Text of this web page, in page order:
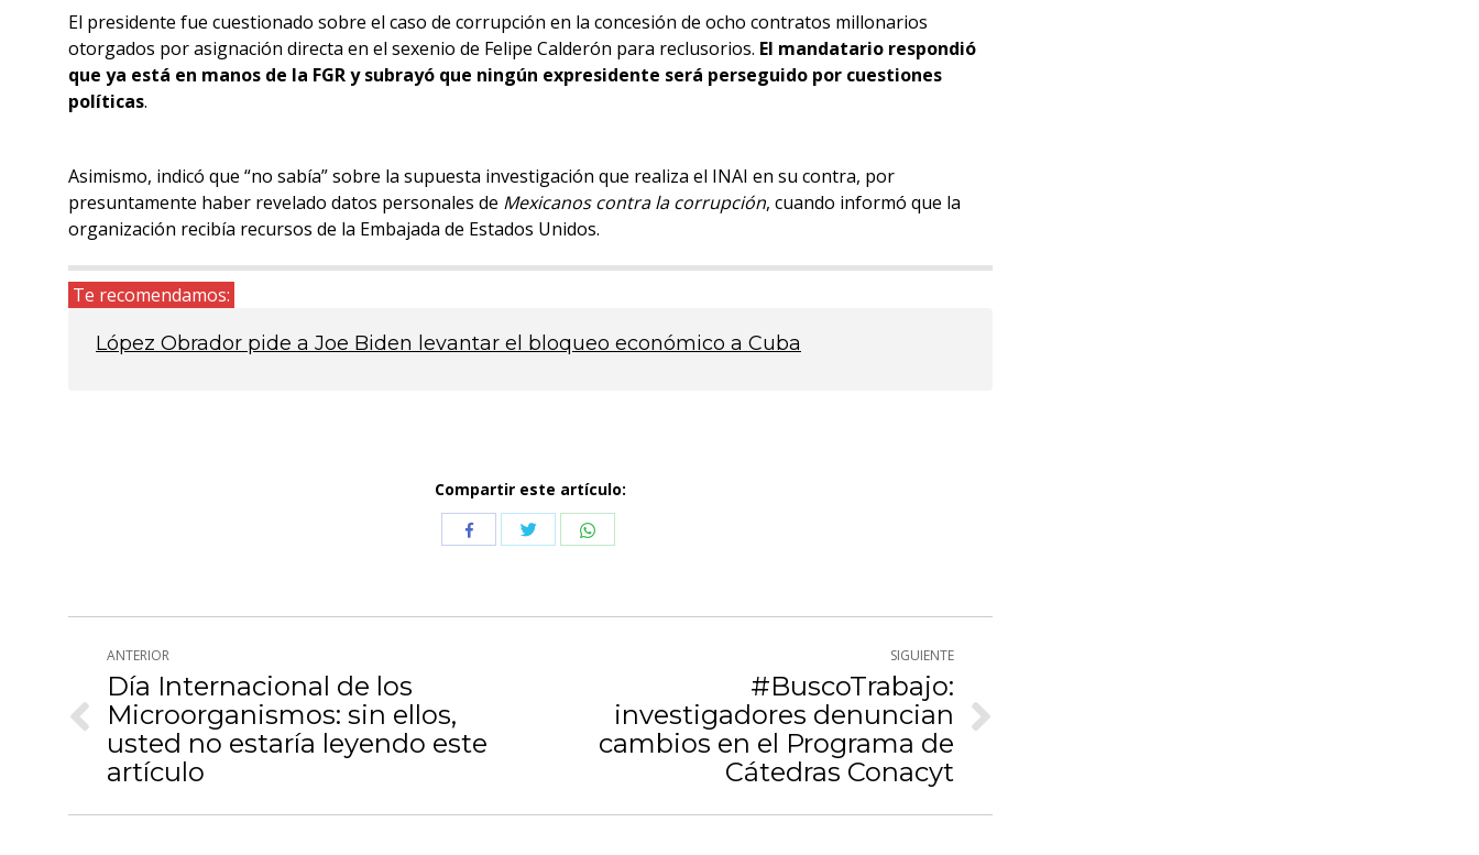
El presidente fue cuestionado sobre el caso de corrupción en la concesión de ocho contratos millonarios
otorgados por asignación directa en el sexenio de Felipe Calderón para reclusorios. El mandatario respondió
que ya está en manos de la FGR ysubrayó que ningún expresidente será perseguido por cuestiones
políticas.
Asimismo, indicó que “no sabía” sobre la supuesta investigación que realiza el INAI en su contra, por
presuntamente haber revelado datos personales de Mexicanos contra la corrupción, cuando informó que la
organización recibía recursos de la Embajada de Estados Unidos.
Te recomendamos:
López Obrador pide a Joe Biden levantar el bloqueo económico a Cuba
Compartir este artículo:
CompartirCompartirCompartir
Navegación
entre
publicaciones
ANTERIOR
Publicación
anterior:
Día Internacional de los
Microorganismos: sin ellos,
usted no estaría leyendo este
artículo
SIGUIENTE
Publicación
siguiente:
#BuscoTrabajo:
investigadores denuncian
cambios en el Programa de
Cátedras Conacyt